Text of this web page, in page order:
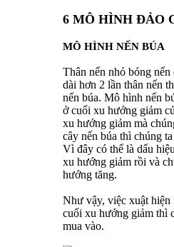
6 MÔ HÌNH ĐẢO
MÔ HÌNH NẾN BÚA
Thân nến nhỏ bóng
dài hơn 2 lần thân nến
nến búa. Mô hình nến
ở cuối xu hướng giảm
xu hướng giảm mà
cây nến búa thì chúng
Vì đây có thể là dấu
xu hướng giảm rồi và
hướng tăng.
Như vậy, việc xuật hiện
cuối xu hướng giảm thì
mua vào.